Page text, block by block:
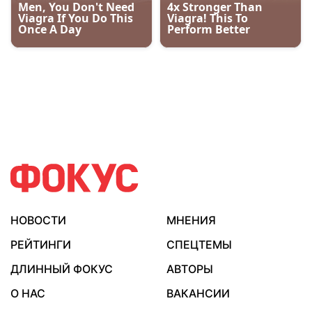
НОВОСТИ
МНЕНИЯ
РЕЙТИНГИ
СПЕЦТЕМЫ
ДЛИННЫЙ ФОКУС
АВТОРЫ
О НАС
ВАКАНСИИ